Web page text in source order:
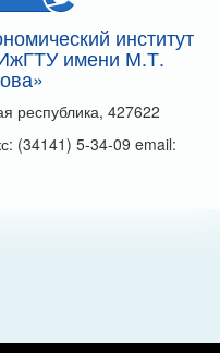
институт
имени М.Т.
республика, 427622
(34141) 5-34-09 email: